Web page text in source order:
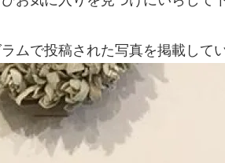
ムで投稿された写真を掲載して